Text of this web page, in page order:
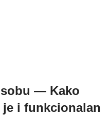
sobu — Kako
i funkcionalan